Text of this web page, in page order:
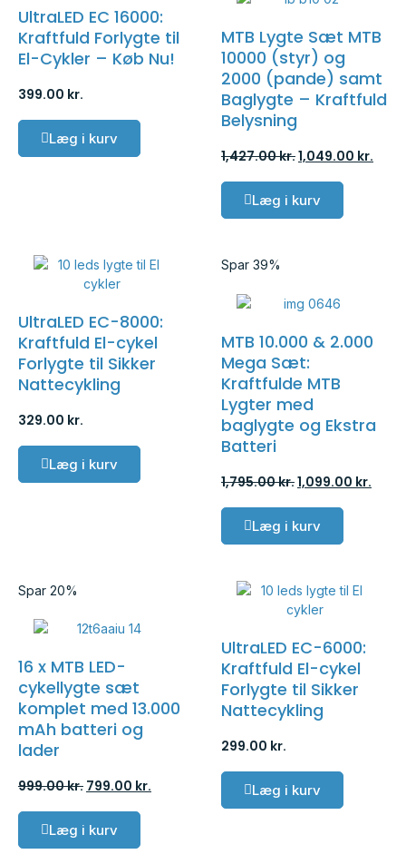
UltraLED EC 16000:
Kraftfuld Forlygte til
El-Cykler – Køb Nu!
399.00 kr.
Læg i kurv
MTB Lygte Sæt MTB
10000 (styr) og
2000 (pande) samt
Baglygte – Kraftfuld
Belysning
1,427.00kr.1,049.00 kr.
Læg i kurv
UltraLED EC-8000:
Kraftfuld El-cykel
Forlygte til Sikker
Nattecykling
329.00 kr.
Læg i kurv
Spar 39%
MTB 10.000 & 2.000
Mega Sæt:
Kraftfulde MTB
Lygter med
baglygte og Ekstra
Batteri
1,795.00kr.1,099.00 kr.
Læg i kurv
Spar 20%
16 x MTB LED-
cykellygte sæt
komplet med 13.000
mAh batteri og
lader
999.00kr. 799.00 kr.
Læg i kurv
UltraLED EC-6000:
Kraftfuld El-cykel
Forlygte til Sikker
Nattecykling
299.00 kr.
Læg i kurv